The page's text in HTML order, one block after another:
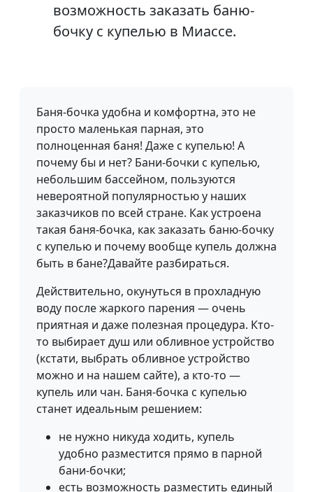
возможность заказать баню-
бочку с купелью в Миассе.
Баня-бочка удобна и комфортна, это не
просто маленькая парная, это
полноценная баня! Даже с купелью! А
почему бы и нет? Бани-бочки с купелью,
небольшим бассейном, пользуются
невероятной популярностью у наших
заказчиков по всей стране. Как устроена
такая баня-бочка, как заказать баню-бочку
с купелью и почему вообще купель должна
быть в бане?Давайте разбираться.
Действительно, окунуться в прохладную
воду после жаркого парения — очень
приятная и даже полезная процедура. Кто-
то выбирает душ или обливное устройство
(кстати, выбрать обливное устройство
можно и на нашем сайте), а кто-то —
купель или чан. Баня-бочка с купелью
станет идеальным решением:
не нужно никуда ходить, купель
удобно разместится прямо в парной
бани-бочки;
есть возможность разместить единый